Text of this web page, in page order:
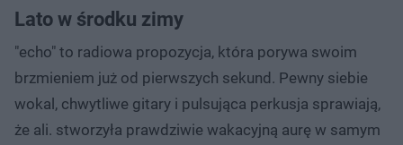
Lato w środku zimy
"echo" to radiowa propozycja, która porywa swoim
brzmieniem już od pierwszych sekund. Pewny siebie
wokal, chwytliwe gitary i pulsująca perkusja sprawiają,
że ali. stworzyła prawdziwie wakacyjną aurę w samym